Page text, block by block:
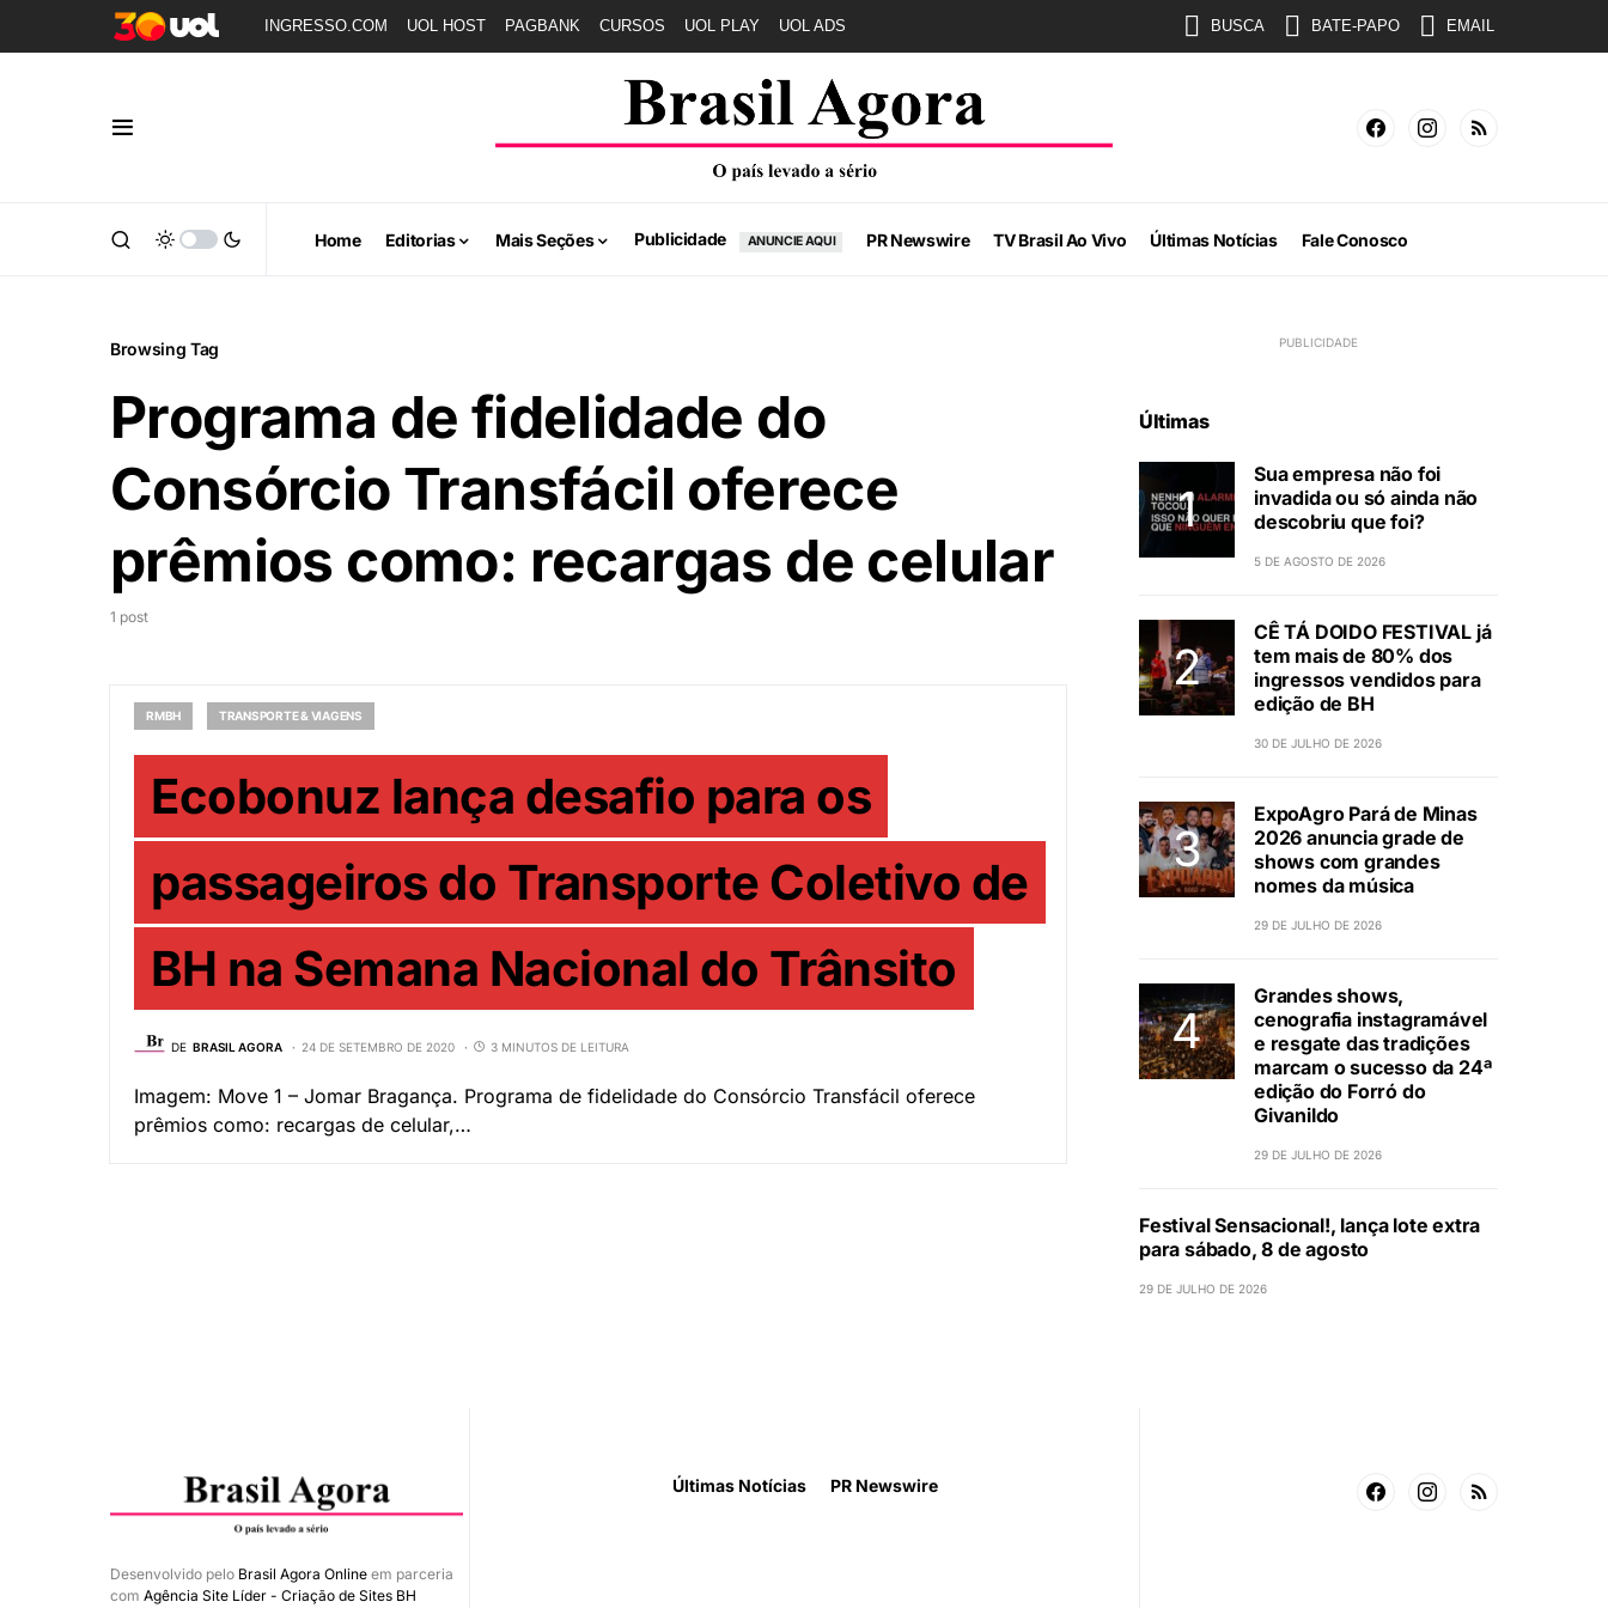
INGRESSO.COM UOL HOST PAGBANK CURSOS UOL PLAY UOL ADS BUSCA BATE-PAPO EMAIL
Home Editorias Mais Seções Publicidade ANUNCIE AQUI PR Newswire TV Brasil Ao Vivo Últimas Notícias Fale Conosco
Browsing Tag
Programa de fidelidade do
Consórcio Transfácil oferece
prêmios como: recargas de celular
1 post
RMBH TRANSPORTE & VIAGENS
Ecobonuz lança desafio para os
passageiros do Transporte Coletivo de
BH na Semana Nacional do Trânsito
DE BRASIL AGORA 24 DE SETEMBRO DE 2020 3 MINUTOS DE LEITURA
Imagem: Move 1 – Jomar Bragança. Programa de fidelidade do Consórcio Transfácil oferece
prêmios como: recargas de celular,…
Últimas
Sua empresa não foi
invadida ou só ainda não
descobriu que foi?
5 DE AGOSTO DE 2026
CÊ TÁ DOIDO FESTIVAL já
tem mais de 80% dos
ingressos vendidos para
edição de BH
30 DE JULHO DE 2026
ExpoAgro Pará de Minas
2026 anuncia grade de
shows com grandes
nomes da música
29 DE JULHO DE 2026
Grandes shows,
cenografia instagramável
e resgate das tradições
marcam o sucesso da 24ª
edição do Forró do
Givanildo
29 DE JULHO DE 2026
Festival Sensacional!, lança lote extra
para sábado, 8 de agosto
29 DE JULHO DE 2026
Desenvolvido pelo Brasil Agora Online em parceria
com Agência Site Líder - Criação de Sites BH
Últimas Notícias PR Newswire